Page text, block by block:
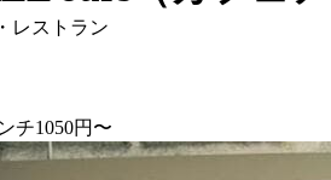
レストラン
チ1050円〜